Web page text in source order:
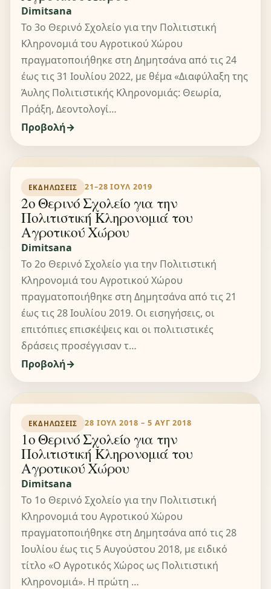
Dimitsana
Το 3ο Θερινό Σχολείο για την Πολιτιστική
Κληρονομιά του Αγροτικού Χώρου
πραγματοποιήθηκε στη Δημητσάνα από τις 24
έως τις 31 Ιουλίου 2022, με θέμα «Διαφύλαξη της
Άυλης Πολιτιστικής Κληρονομιάς: Θεωρία,
Πράξη, Δεοντολογί…
Προβολή
ΕΚΔΗΛΏΣΕΙΣ 21–28 ΙΟΥΛ 2019
2ο Θερινό Σχολείο για την
Πολιτιστική Κληρονομιά του
Αγροτικού Χώρου
Dimitsana
Το 2ο Θερινό Σχολείο για την Πολιτιστική
Κληρονομιά του Αγροτικού Χώρου
πραγματοποιήθηκε στη Δημητσάνα από τις 21
έως τις 28 Ιουλίου 2019. Οι εισηγήσεις, οι
επιτόπιες επισκέψεις και οι πολιτιστικές
δράσεις προσέγγισαν τ…
Προβολή
ΕΚΔΗΛΏΣΕΙΣ 28 ΙΟΥΛ 2018 – 5 ΑΥΓ 2018
1ο Θερινό Σχολείο για την
Πολιτιστική Κληρονομιά του
Αγροτικού Χώρου
Dimitsana
Το 1ο Θερινό Σχολείο για την Πολιτιστική
Κληρονομιά του Αγροτικού Χώρου
πραγματοποιήθηκε στη Δημητσάνα από τις 28
Ιουλίου έως τις 5 Αυγούστου 2018, με ειδικό
τίτλο «Ο Αγροτικός Χώρος ως Πολιτιστική
Κληρονομιά». Η πρώτη …